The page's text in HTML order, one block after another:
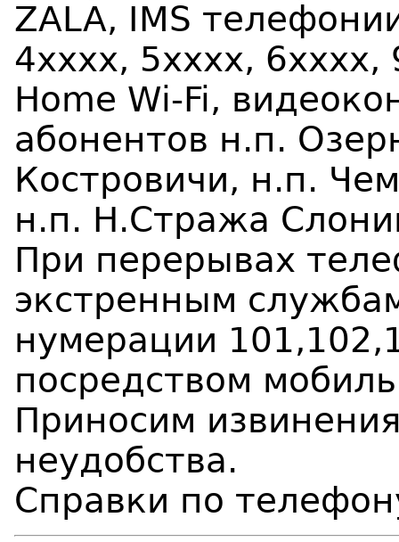
ZALA, IMS
4хххх, 5хххх, 6хххх,
Home Wi-Fi,
абонентов н.п.
Костровичи, н.п.
н.п. Н.Стража
При перерывах
экстренным
нумерации
посредством
Приносим
неудобства.
Справки по